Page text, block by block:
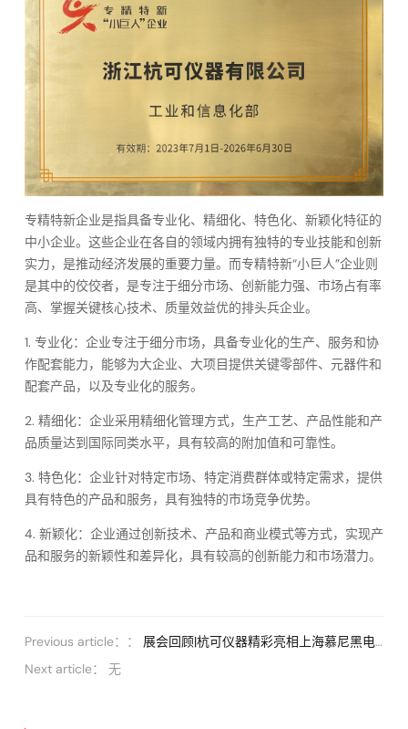
专精特新企业是指具备专业化、精细化、特色化、新颖化特征的
中小企业。这些企业在各自的领域内拥有独特的专业技能和创新
实力，是推动经济发展的重要力量。而专精特新“小巨人”企业则
是其中的佼佼者，是专注于细分市场、创新能力强、市场占有率
高、掌握关键核心技术、质量效益优的排头兵企业。
1. 专业化：企业专注于细分市场，具备专业化的生产、服务和协
作配套能力，能够为大企业、大项目提供关键零部件、元器件和
配套产品，以及专业化的服务。
2. 精细化：企业采用精细化管理方式，生产工艺、产品性能和产
品质量达到国际同类水平，具有较高的附加值和可靠性。
3. 特色化：企业针对特定市场、特定消费群体或特定需求，提供
具有特色的产品和服务，具有独特的市场竞争优势。
4. 新颖化：企业通过创新技术、产品和商业模式等方式，实现产
品和服务的新颖性和差异化，具有较高的创新能力和市场潜力。
Previous article：： 展会回顾|杭可仪器精彩亮相上海慕尼黑电子展
Next article： 无